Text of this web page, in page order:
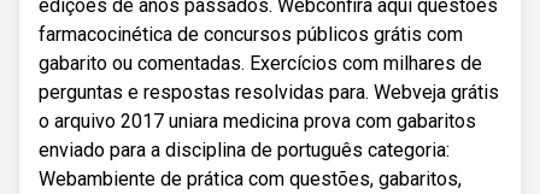
edições de anos passados. Webconfira aqui questões
farmacocinética de concursos públicos grátis com
gabarito ou comentadas. Exercícios com milhares de
perguntas e respostas resolvidas para. Webveja grátis
o arquivo 2017 uniara medicina prova com gabaritos
enviado para a disciplina de português categoria:
Webambiente de prática com questões, gabaritos,